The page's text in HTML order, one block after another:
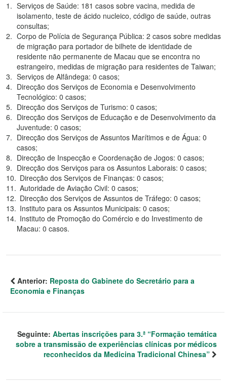
Serviços de Saúde: 181 casos sobre vacina, medida de
isolamento, teste de ácido nucleico, código de saúde, outras
consultas;
Corpo de Polícia de Segurança Pública: 2 casos sobre medidas
de migração para portador de bilhete de identidade de
residente não permanente de Macau que se encontra no
estrangeiro, medidas de migração para residentes de Taiwan;
Serviços de Alfândega: 0 casos;
Direcção dos Serviços de Economia e Desenvolvimento
Tecnológico: 0 casos;
Direcção dos Serviços de Turismo: 0 casos;
Direcção dos Serviços de Educação e de Desenvolvimento da
Juventude: 0 casos;
Direcção dos Serviços de Assuntos Marítimos e de Água: 0
casos;
Direcção de Inspecção e Coordenação de Jogos: 0 casos;
Direcção dos Serviços para os Assuntos Laborais: 0 casos;
Direcção dos Serviços de Finanças: 0 casos;
Autoridade de Aviação Civil: 0 casos;
Direcção dos Serviços de Assuntos de Tráfego: 0 casos;
Instituto para os Assuntos Municipais: 0 casos;
Instituto de Promoção do Comércio e do Investimento de
Macau: 0 casos.
Anterior: Reposta do Gabinete do Secretário para a
Economia e Finanças
Seguinte: Abertas inscrições para 3.ª “Formação temática
sobre a transmissão de experiências clínicas por médicos
reconhecidos da Medicina Tradicional Chinesa”